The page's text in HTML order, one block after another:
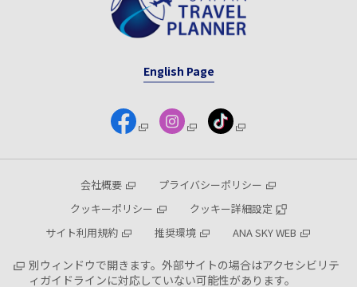
English Page
会社概要
プライバシーポリシー
クッキーポリシー
クッキー詳細設定
サイト利用規約
推奨環境 ANA SKY WEB
別ウィンドウで開きます。外部サイトの場合はアクセシビリテ
ィガイドラインに対応していない可能性があります。